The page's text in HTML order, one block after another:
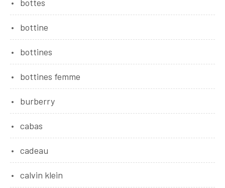
bottes
bottine
bottines
bottines femme
burberry
cabas
cadeau
calvin klein